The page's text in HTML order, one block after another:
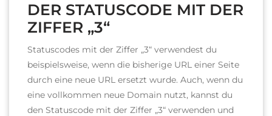
DER STATUSCODE MIT DER
ZIFFER „3“
Statuscodes mit der Ziffer „3“ verwendest du
beispielsweise, wenn die bisherige URL einer Seite
durch eine neue URL ersetzt wurde. Auch, wenn du
eine vollkommen neue Domain nutzt, kannst du
den Statuscode mit der Ziffer „3“ verwenden und